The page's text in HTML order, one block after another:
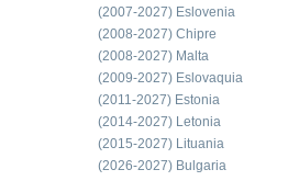
(2007-2027) Eslovenia
(2008-2027) Chipre
(2008-2027) Malta
(2009-2027) Eslovaquia
(2011-2027) Estonia
(2014-2027) Letonia
(2015-2027) Lituania
(2026-2027) Bulgaria